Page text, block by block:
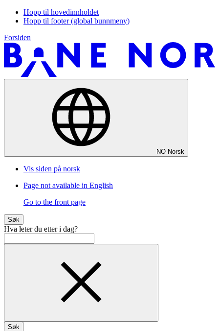
Hopp til hovedinnholdet
Hopp til footer (global bunnmeny)
Forsiden
NO Norsk
Vis siden på norsk
Page not available in English
Go to the front page
Søk
Hva leter du etter i dag?
Søk